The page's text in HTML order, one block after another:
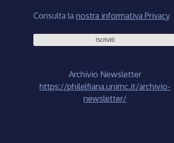
Consulta la nostra informativa Privacy
Archivio Newsletter
https://philelfiana.unimc.it/archivio-
newsletter/